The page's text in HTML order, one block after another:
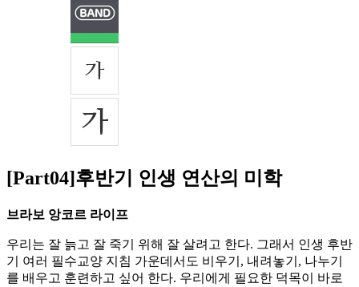
[Part04]후반기 인생 연산의 미학
브라보 앙코르 라이프
우리는 잘 늙고 잘 죽기 위해 잘 살려고 한다. 그래서 인생 후반
기 여러 필수교양 지침 가운데서도 비우기, 내려놓기, 나누기
를 배우고 훈련하고 싶어 한다. 우리에게 필요한 덕목이 바로